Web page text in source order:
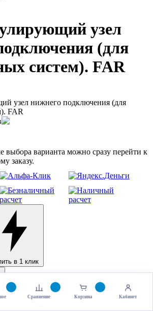
узел
(для
систем). FAR
варианта можно сразу перейти к
заказу.
в 1 клик
Сравнение Корзина Кабинет